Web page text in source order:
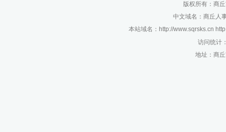
版权所有：商
中文域名：商丘人
本站域名：http://www.sqrsks.cn
访问统计
地址：商